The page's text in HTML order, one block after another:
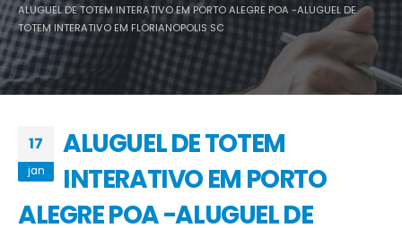
ALUGUEL DE TOTEM INTERATIVO EM PORTO ALEGRE POA -ALUGUEL DE
TOTEM INTERATIVO EM FLORIANOPOLIS SC
17
jan
ALUGUEL DE TOTEM
INTERATIVO EM PORTO
ALEGRE POA -ALUGUEL DE